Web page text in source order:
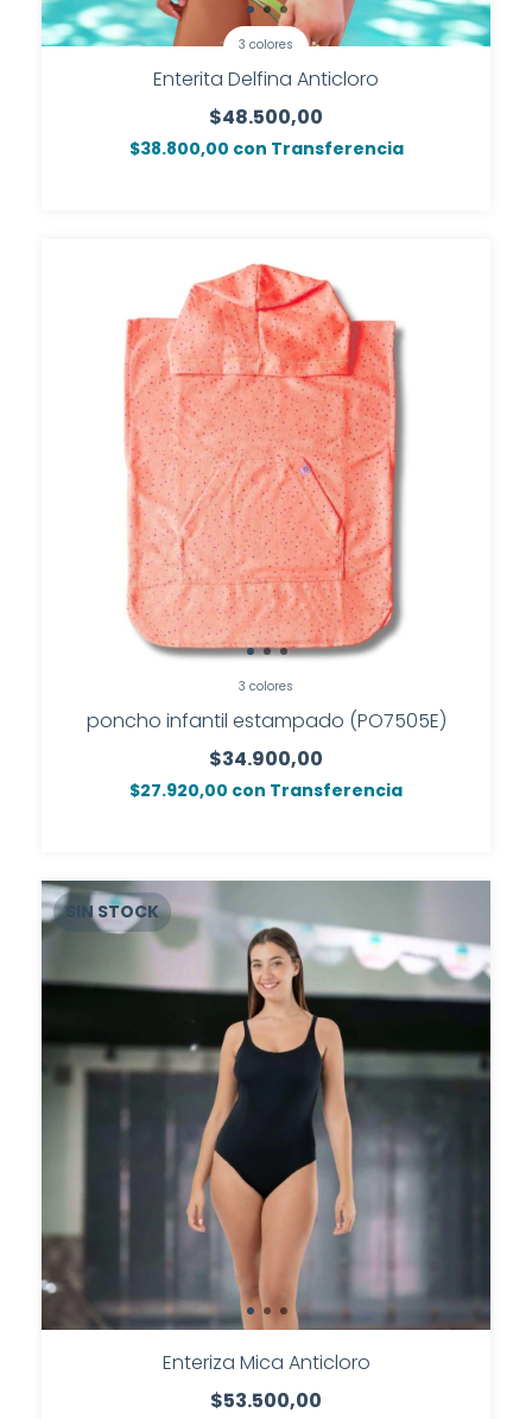
3 colores
Enterita Delfina Anticloro
$48.500,00
$38.800,00 con Transferencia
3 colores
poncho infantil estampado (PO7505E)
$34.900,00
$27.920,00 con Transferencia
SIN STOCK
Enteriza Mica Anticloro
$53.500,00